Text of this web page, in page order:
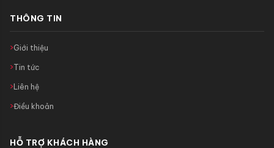
THÔNG TIN
Giới thiệu
Tin tức
Liên hệ
Điều khoản
HỖ TRỢ KHÁCH HÀNG